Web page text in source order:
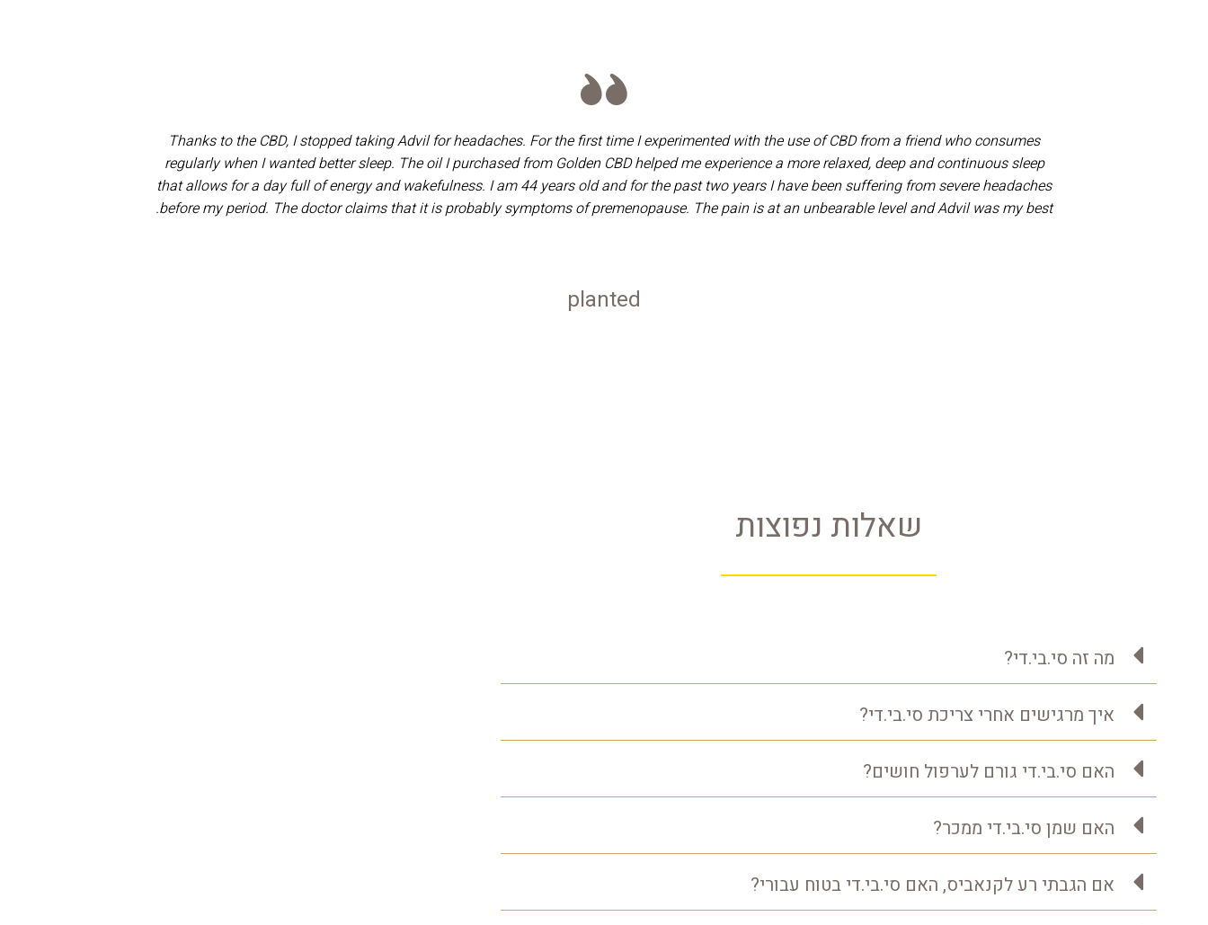
Thanks to the CBD, I stopped taking Advil for headaches. For the first time I experimented with the use of CBD from a friend who consumes
regularly when I wanted better sleep. The oil I purchased from Golden CBD helped me experience a more relaxed, deep and continuous sleep
that allows for a day full of energy and wakefulness. I am 44 years old and for the past two years I have been suffering from severe headaches
before my period. The doctor claims that it is probably symptoms of premenopause. The pain is at an unbearable level and Advil was my best.
planted
שאלות נפוצות
מה זה סי.בי.די?
איך מרגישים אחרי צריכת סי.בי.די?
האם סי.בי.די גורם לערפול חושים?
האם שמן סי.בי.די ממכר?
אם הגבתי רע לקנאביס, האם סי.בי.די בטוח עבורי?